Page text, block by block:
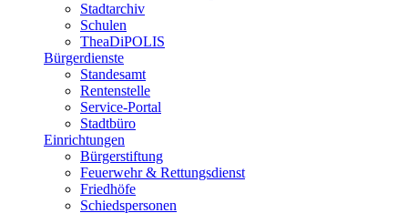
Stadtarchiv
Schulen
TheaDiPOLIS
Bürgerdienste
Standesamt
Rentenstelle
Service-Portal
Stadtbüro
Einrichtungen
Bürgerstiftung
Feuerwehr & Rettungsdienst
Friedhöfe
Schiedspersonen